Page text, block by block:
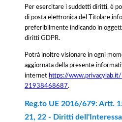
Per esercitare i suddetti diritti, è
di posta elettronica del Titolare
preferibilmente indicando in
diritti GDPR.
Potrà inoltre visionare in ogni
aggiornata della presente
internet https://
21938468687.
Reg.to UE 2016/679: Artt.
21, 22 - Diritti